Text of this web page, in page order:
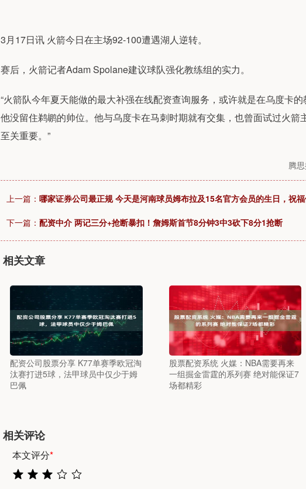
3月17日讯 火箭今日在主场92-100遭遇湖人逆转。
赛后，火箭记者Adam Spolane建议球队强化教练组的实力。
“火箭队今年夏天能做的最大补强在线配资查询服务，或许就是在乌度卡
他没留住鹈鹕的帅位。他与乌度卡在马刺时期就有交集，也曾面试过火箭
至关重要。”
腾
上一篇： 哪家证券公司最正规 今天是河南球员姆布拉及15名官方会员的生日，祝福
下一篇： 配资中介 两记三分+抢断暴扣！詹姆斯首节8分钟3中3砍下8分1抢断
相关文章
配资公司股票分享 K77单赛季欧冠淘
汰赛打进5球，法甲球员中仅少于姆
巴佩
股票配资系统 火媒：NBA需要再来
一组掘金雷霆的系列赛 绝对能保证7
场都精彩
相关评论
本文评分*